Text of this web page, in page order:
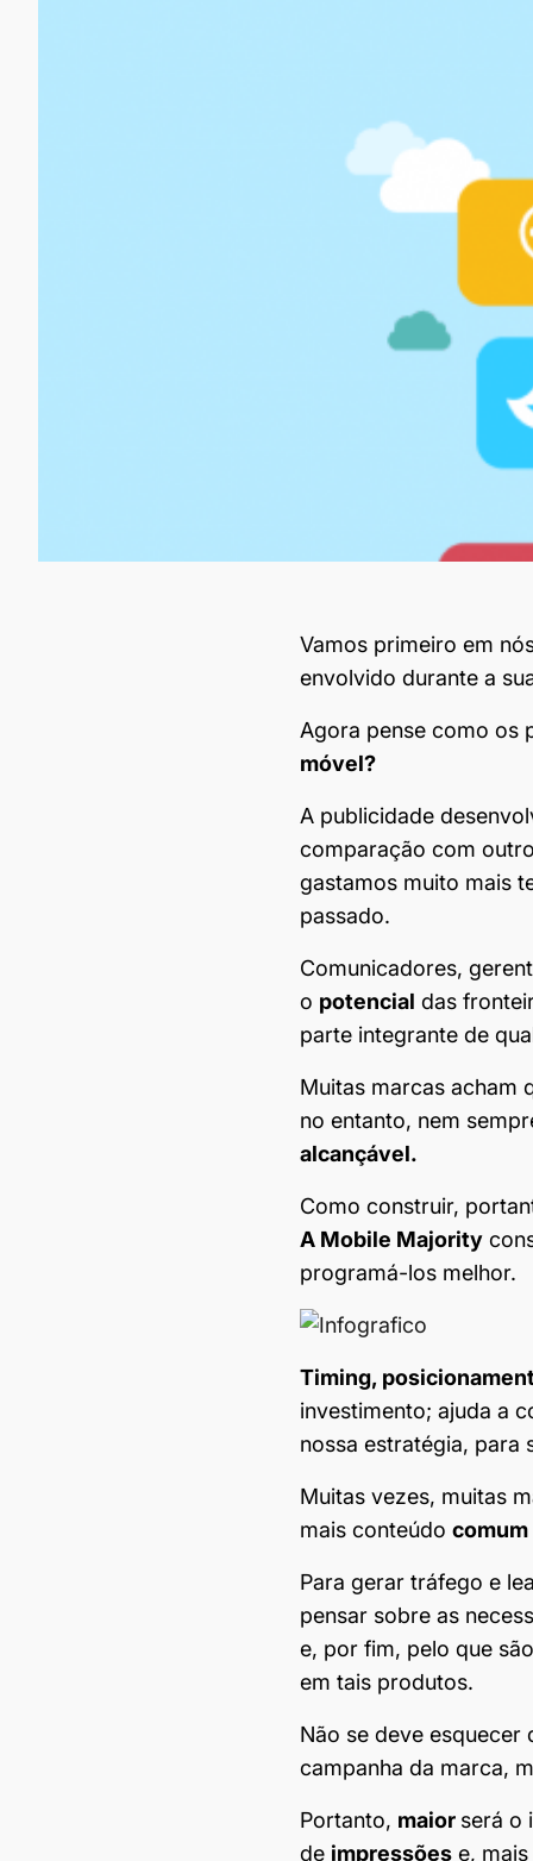
Vamos primeiro em
envolvido durante a
Agora pense como os
móvel?
A publicidade
comparação com
gastamos muito mais
passado.
Comunicadores,
o potencial das
parte integrante de
Muitas marcas acham
no entanto, nem
alcançável.
Como construir,
A Mobile Majority
programá-los melhor.
Timing,
investimento; ajuda a
nossa estratégia, para
Muitas vezes, muitas
mais conteúdo comum
Para gerar tráfego e
pensar sobre as
e, por fim, pelo que
em tais produtos.
Não se deve esquecer
campanha da marca,
Portanto, maior será o
de impressões e,